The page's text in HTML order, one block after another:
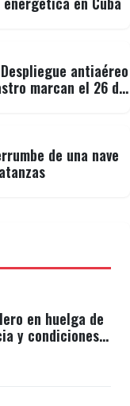
antiaéreo
marcan el 26 de
de una nave
en huelga de
y condiciones